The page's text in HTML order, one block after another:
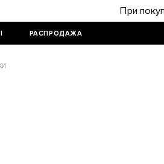
При
РАСПРОДАЖА